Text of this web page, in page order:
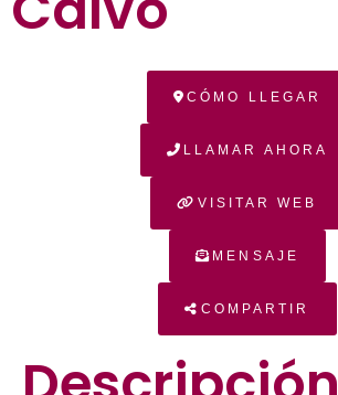
CÓMO LLEGAR
LLAMAR AHORA
VISITAR WEB
MENSAJE
COMPARTIR